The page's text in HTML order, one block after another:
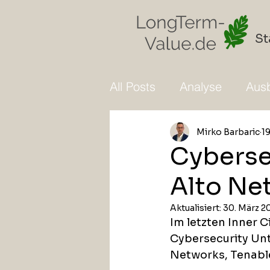
All Posts Analyse
Alto
Mirko Barbaric
Aktualisiert: 30. März
Im letzten Inner
Cybersecurity
Networks,